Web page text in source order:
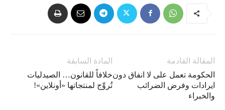
المادة السابقة
خلافاً للقانون… الصيدليات
تُروِّج لمنتجاتها «أونلاين»!
المقالة القادمة
الحكومة تعمل على لا انفاق دون
ايرادات وفرض الضرائب
والخبراء